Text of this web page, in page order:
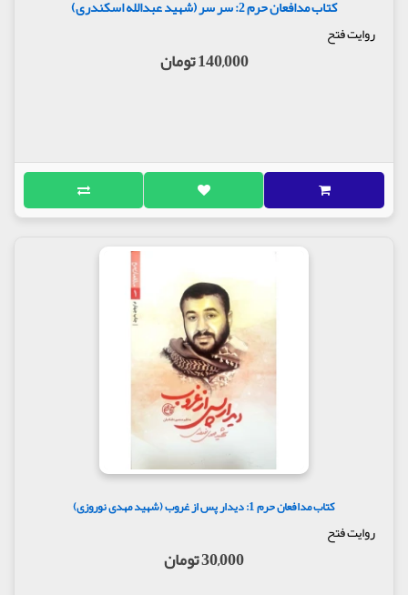
کتاب مدافعان حرم 2: سر سر (شهید عبدالله اسکندری)
روایت فتح
140,000 تومان
کتاب مدافعان حرم 1: دیدار پس از غروب (شهید مهدی نوروزی)
روایت فتح
30,000 تومان